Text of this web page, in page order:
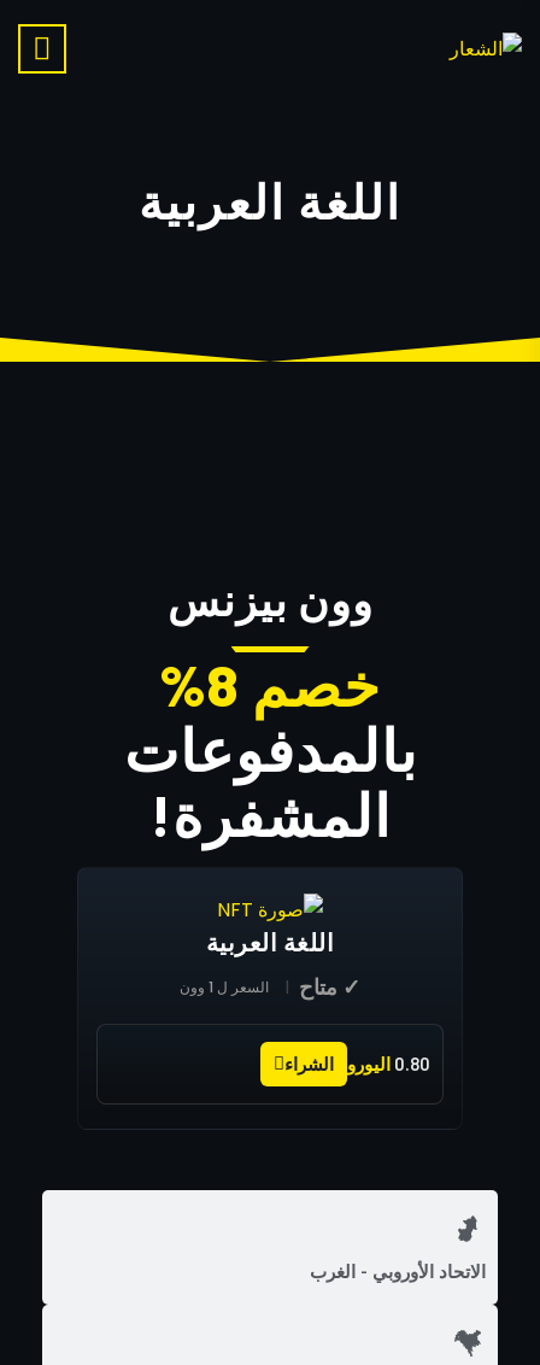
اللغة العربية
وون بيزنس
خصم 8%
بالمدفوعات
المشفرة!
الاتحاد الأوروبي - الغرب
اللغة العربية
✓ متاح السعر ل 1 وون
0.80 اليورو الشراء